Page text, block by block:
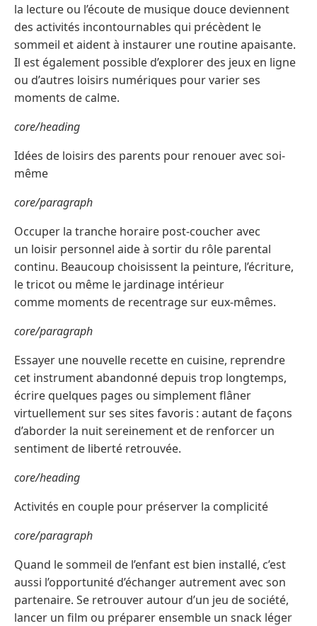
la lecture ou l’écoute de musique douce deviennent
des activités incontournables qui précèdent le
sommeil et aident à instaurer une routine apaisante.
Il est également possible d’explorer des jeux en ligne
ou d’autres loisirs numériques pour varier ses
moments de calme.
core/heading
Idées de loisirs des parents pour renouer avec soi-
même
core/paragraph
Occuper la tranche horaire post-coucher avec
un loisir personnel aide à sortir du rôle parental
continu. Beaucoup choisissent la peinture, l’écriture,
le tricot ou même le jardinage intérieur
comme moments de recentrage sur eux-mêmes.
core/paragraph
Essayer une nouvelle recette en cuisine, reprendre
cet instrument abandonné depuis trop longtemps,
écrire quelques pages ou simplement flâner
virtuellement sur ses sites favoris : autant de façons
d’aborder la nuit sereinement et de renforcer un
sentiment de liberté retrouvée.
core/heading
Activités en couple pour préserver la complicité
core/paragraph
Quand le sommeil de l’enfant est bien installé, c’est
aussi l’opportunité d’échanger autrement avec son
partenaire. Se retrouver autour d’un jeu de société,
lancer un film ou préparer ensemble un snack léger